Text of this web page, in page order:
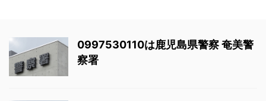
0997530110は鹿児島県警察 奄美警
察署